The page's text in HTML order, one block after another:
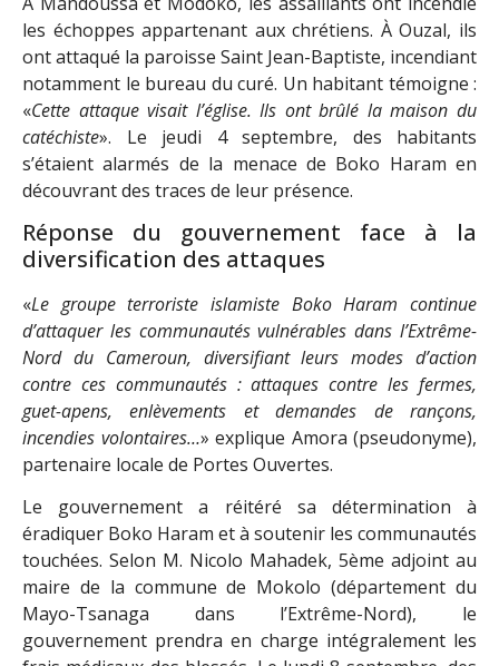
les échoppes appartenant aux chrétiens. À Ouzal, ils
ont attaqué la paroisse Saint Jean-Baptiste, incendiant
notamment le bureau du curé. Un habitant témoigne :
«Cette attaque visait l’église. Ils ont brûlé la maison du
catéchiste». Le jeudi 4 septembre, des habitants
s’étaient alarmés de la menace de Boko Haram en
découvrant des traces de leur présence.
Réponse du gouvernement face à la
diversification des attaques
«Le groupe terroriste islamiste Boko Haram continue
d’attaquer les communautés vulnérables dans l’Extrême-
Nord du Cameroun, diversifiant leurs modes d’action
contre ces communautés : attaques contre les fermes,
guet-apens, enlèvements et demandes de rançons,
incendies volontaires…» explique Amora (pseudonyme),
partenaire locale de Portes Ouvertes.
Le gouvernement a réitéré sa détermination à
éradiquer Boko Haram et à soutenir les communautés
touchées. Selon M. Nicolo Mahadek, 5ème adjoint au
maire de la commune de Mokolo (département du
Mayo-Tsanaga dans l’Extrême-Nord), le
gouvernement prendra en charge intégralement les